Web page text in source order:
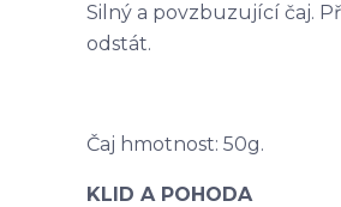
Silný a povzbuzující čaj.
odstát.
Čaj hmotnost: 50g.
KLID A POHODA